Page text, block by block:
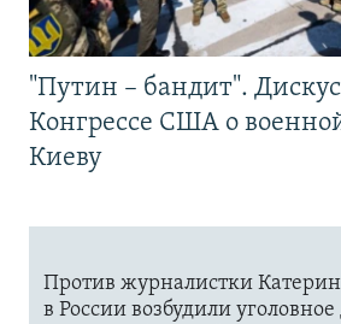
"Путин – бандит".
Конгрессе США о
Киеву